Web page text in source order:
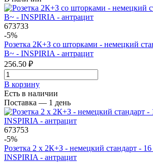
673733
-5%
Розетка 2К+З со шторками - немецкий
В~ - INSPIRIA - антрацит
256.50 ₽
В корзинy
Есть в наличии
Поставка — 1 день
673753
-5%
Розетка 2 x 2К+З - немецкий стандарт -
INSPIRIA - антрацит